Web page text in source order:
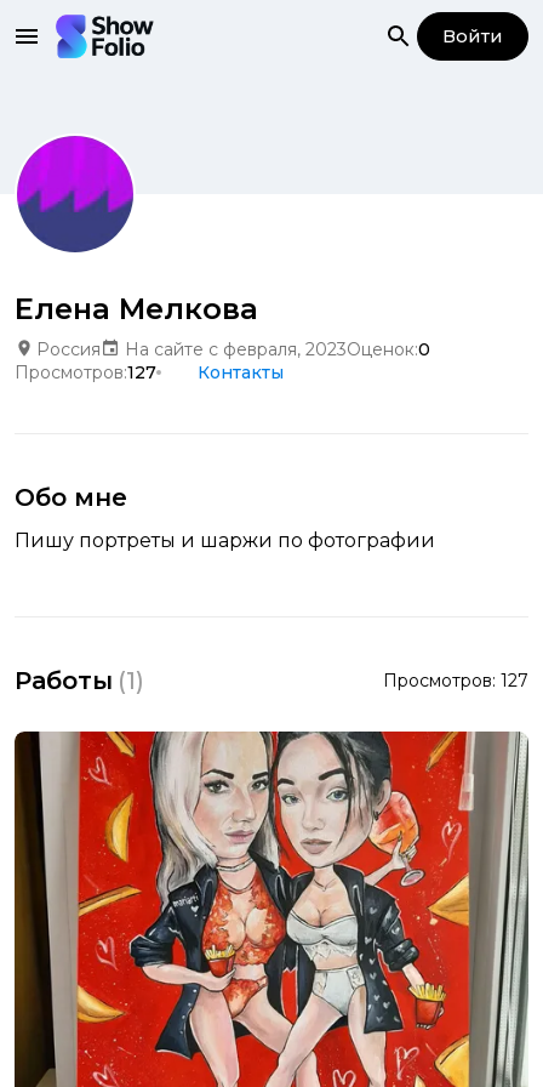
Войти
Елена Мелкова
Россия На сайте с февраля, 2023Оценок:0
Просмотров:127 Контакты
Обо мне
Пишу портреты и шаржи по фотографии
Работы (1) Просмотров: 127